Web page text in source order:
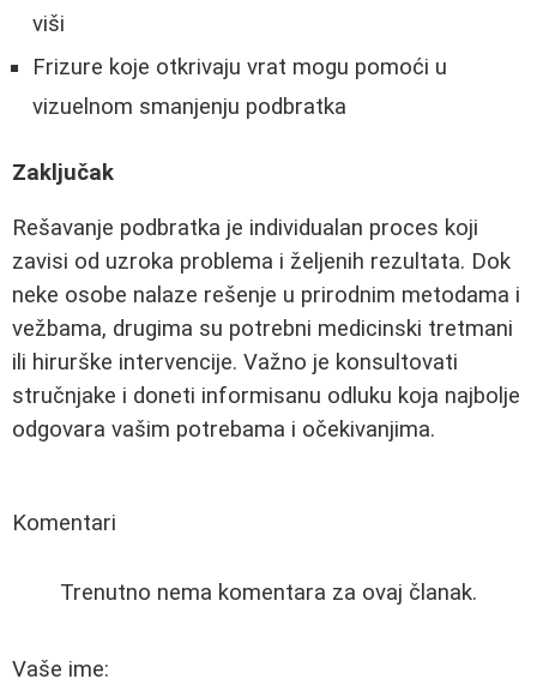
viši
Frizure koje otkrivaju vrat mogu pomoći u
vizuelnom smanjenju podbratka
Zaključak
Rešavanje podbratka je individualan proces koji
zavisi od uzroka problema i željenih rezultata. Dok
neke osobe nalaze rešenje u prirodnim metodama i
vežbama, drugima su potrebni medicinski tretmani
ili hirurške intervencije. Važno je konsultovati
stručnjake i doneti informisanu odluku koja najbolje
odgovara vašim potrebama i očekivanjima.
Komentari
Trenutno nema komentara za ovaj članak.
Vaše ime: